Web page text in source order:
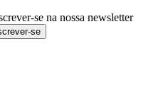
se na nossa newsletter
se